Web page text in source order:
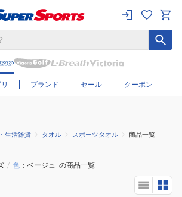
ブランド セール クーポン
さらに絞り込む
生活雑貨 タオル スポーツタオル 商品一覧
/ 色 ベージュ の商品一覧